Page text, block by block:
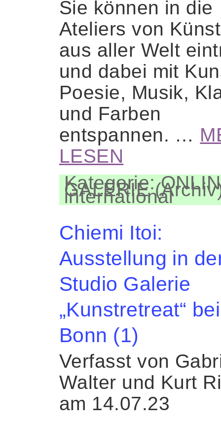
Sie können in die
Ateliers von
aus aller Welt
und dabei mit
Poesie, Musik,
und Farben
entspannen. …
LESEN
Kategorie:
GALERIE
international
Chiemi Itoi:
Ausstellung in
Studio Galerie
„Kunstretreat“ bei
Bonn (1)
Verfasst von
Walter und Kurt
am 14.07.23